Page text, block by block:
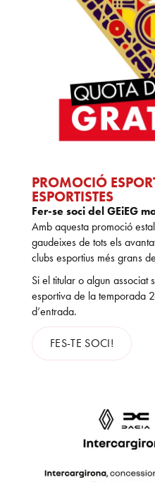
PROMOCIÓ
ESPORTISTES
Fer-se soci del GEiEG
Amb aquesta promoció
gaudeixes de tots els
clubs esportius més grans
Si el titular o algun associat
esportiva de la temporada
d’entrada.
FES-TE SOCI!